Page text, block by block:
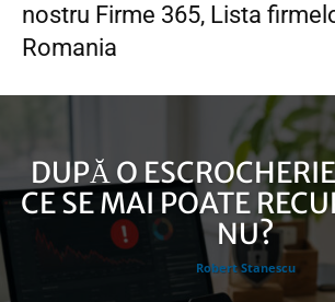
nostru Firme 365, Lista
Romania
DUPĂ O
CE SE MAI POATE
NU?
Robert Stanescu